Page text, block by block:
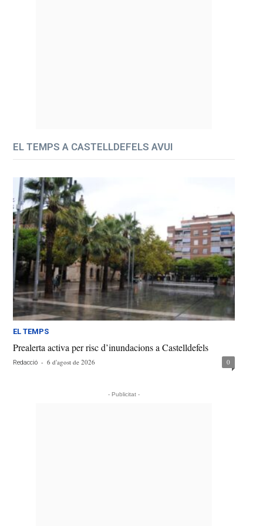
EL TEMPS A CASTELLDEFELS AVUI
EL TEMPS
Prealerta activa per risc d’inundacions a Castelldefels
Redacció - 6 d'agost de 2026 0
- Publicitat -